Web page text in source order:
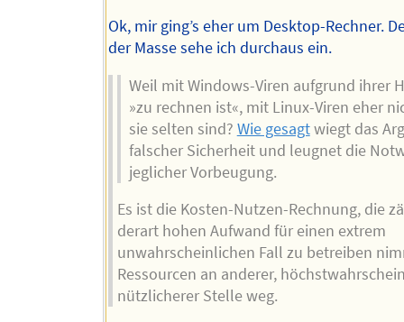
Ok, mir ging’s eher um Desktop-Rechner.
der Masse sehe ich durchaus ein.
Weil mit Windows-Viren aufgrund ihrer
»zu rechnen ist«, mit Linux-Viren eher
sie selten sind? Wie gesagtwiegt das
falscher Sicherheit und leugnet die
jeglicher Vorbeugung.
Es ist die Kosten-Nutzen-Rechnung, die
derart hohen Aufwand für einen extrem
unwahrscheinlichen Fall zu betreiben
Ressourcen an anderer,
nützlicherer Stelle weg.